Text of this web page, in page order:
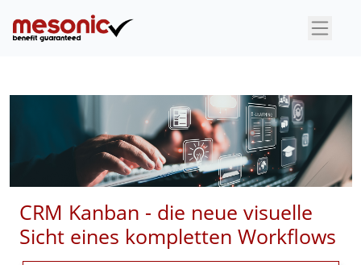
×
CRM Kanban - die neue visuelle
Sicht eines kompletten Workflows